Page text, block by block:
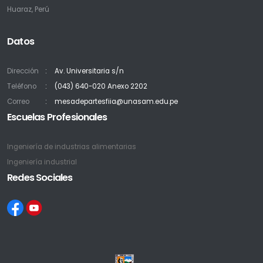
Huaraz, Perú
Datos
Dirección
Av. Universitaria s/n
Teléfono
(043) 640-020 Anexo 2202
Correo
mesadepartesfiia@unasam.edu.pe
Escuelas Profesionales
Ingeniería de industrias alimentarias
Ingeniería industrial
Redes Sociales